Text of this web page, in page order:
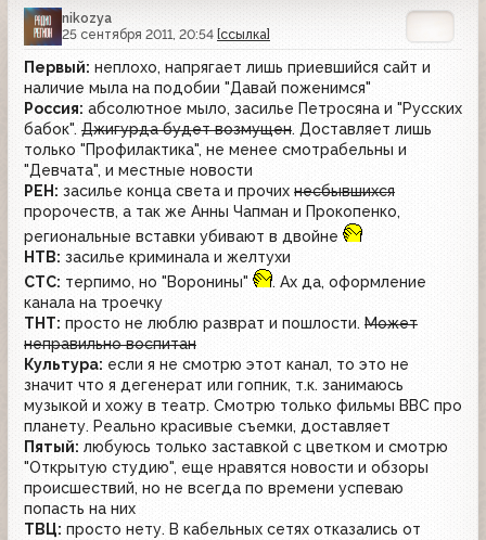
nikozya
25 сентября 2011, 20:54 [ссылка]
Первый: неплохо, напрягает лишь приевшийся сайт и
наличие мыла на подобии "Давай поженимся"
Россия: абсолютное мыло, засилье Петросяна и "Русских
бабок". Джигурда будет возмущен. Доставляет лишь
только "Профилактика", не менее смотрабельны и
"Девчата", и местные новости
РЕН: засилье конца света и прочих несбывшихся
пророчеств, а так же Анны Чапман и Прокопенко,
региональные вставки убивают в двойне
НТВ: засилье криминала и желтухи
СТС: терпимо, но "Воронины"
. Ах да, оформление
канала на троечку
ТНТ: просто не люблю разврат и пошлости. Может
неправильно воспитан
Культура: если я не смотрю этот канал, то это не
значит что я дегенерат или гопник, т.к. занимаюсь
музыкой и хожу в театр. Смотрю только фильмы BBC про
планету. Реально красивые съемки, доставляет
Пятый: любуюсь только заставкой с цветком и смотрю
"Открытую студию", еще нравятся новости и обзоры
происшествий, но не всегда по времени успеваю
попасть на них
ТВЦ: просто нету. В кабельных сетях отказались от